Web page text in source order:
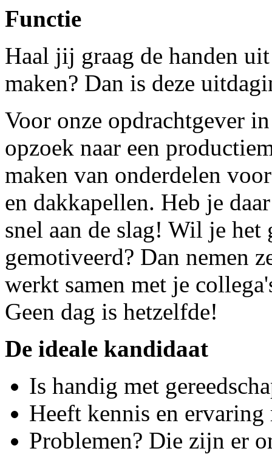
Functie
Haal jij graag de handen
maken? Dan is deze
Voor onze opdrachtgever
opzoek naar een
maken van onderdelen
en dakkapellen. Heb je
snel aan de slag! Wil je het
gemotiveerd? Dan nemen
werkt samen met je
Geen dag is hetzelfde!
De ideale kandidaat
Is handig met
Heeft kennis en
Problemen? Die zijn er